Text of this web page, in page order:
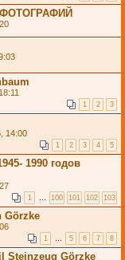
1 2 3
14:00
1 2 3 4 5
1990 годов
1 … 100 101 102 103
Görzke
1 … 5 6 7 8
Steinzeug Görzke